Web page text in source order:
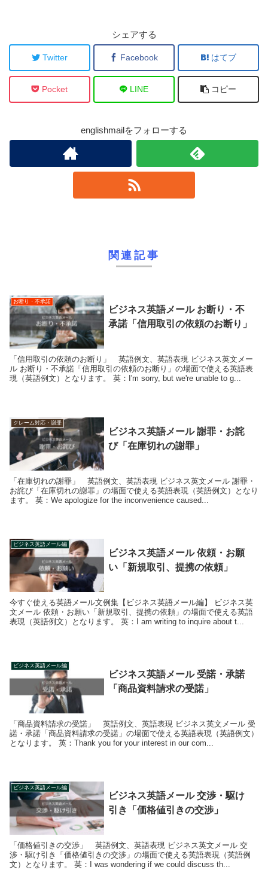
シェアする
Twitter Facebook はてブ
Pocket LINE コピー
englishmailをフォローする
関連記事
お断り・不承諾
ビジネス英語メール お断り・不
承諾「信用取引の依頼のお断り」
「信用取引の依頼のお断り」 英語例文、英語表現 ビジネス英文メー
ル お断り・不承諾「信用取引の依頼のお断り」の場面で使える英語表
現（英語例文）となります。 英：I'm sorry, but we're unable to g...
クレーム対応・謝罪
ビジネス英語メール 謝罪・お詫
び「在庫切れの謝罪」
「在庫切れの謝罪」 英語例文、英語表現 ビジネス英文メール 謝罪・
お詫び「在庫切れの謝罪」の場面で使える英語表現（英語例文）となり
ます。 英：We apologize for the inconvenience caused...
ビジネス英語メール編
ビジネス英語メール 依頼・お願
い「新規取引、提携の依頼」
今すぐ使える英語メール文例集【ビジネス英語メール編】 ビジネス英
文メール 依頼・お願い「新規取引、提携の依頼」の場面で使える英語
表現（英語例文）となります。 英：I am writing to inquire about t...
ビジネス英語メール編
ビジネス英語メール 受諾・承諾
「商品資料請求の受諾」
「商品資料請求の受諾」 英語例文、英語表現 ビジネス英文メール 受
諾・承諾「商品資料請求の受諾」の場面で使える英語表現（英語例文）
となります。 英：Thank you for your interest in our com...
ビジネス英語メール編
ビジネス英語メール 交渉・駆け
引き「価格値引きの交渉」
「価格値引きの交渉」 英語例文、英語表現 ビジネス英文メール 交
渉・駆け引き「価格値引きの交渉」の場面で使える英語表現（英語例
文）となります。 英：I was wondering if we could discuss th...